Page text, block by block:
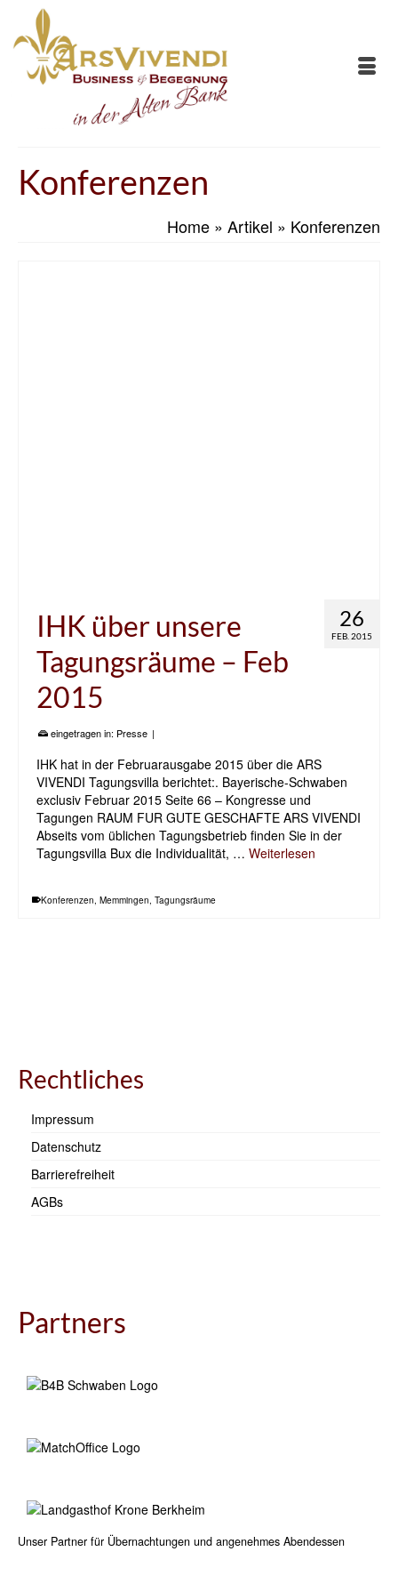
Konferenzen
Home » Artikel » Konferenzen
26
FEB. 2015
IHK über unsere
Tagungsräume – Feb
2015
eingetragen in: Presse |
IHK hat in der Februarausgabe 2015 über die ARS
VIVENDI Tagungsvilla berichtet:. Bayerische-Schwaben
exclusiv Februar 2015 Seite 66 – Kongresse und
Tagungen RAUM FUR GUTE GESCHAFTE ARS VIVENDI
Abseits vom üblichen Tagungsbetrieb finden Sie in der
Tagungsvilla Bux die Individualität, … Weiterlesen
Konferenzen, Memmingen, Tagungsräume
Rechtliches
Impressum
Datenschutz
Barrierefreiheit
AGBs
Partners
Unser Partner für Übernachtungen und angenehmes Abendessen